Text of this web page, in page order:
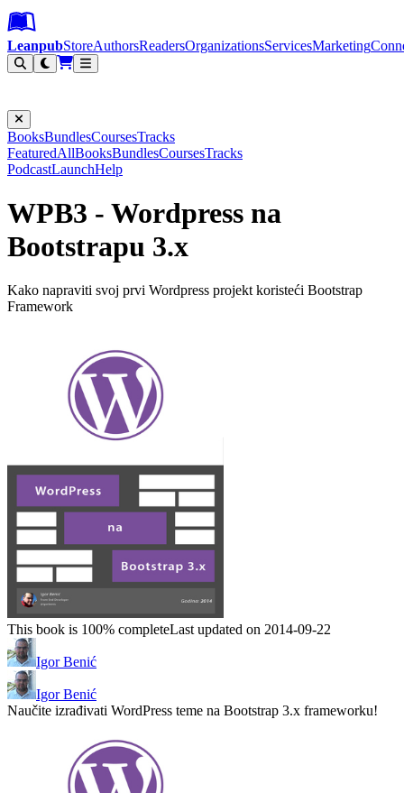
Leanpub Header
Leanpub Navigation
Skip to main content
Go to Leanpub.com
LeanpubStoreAuthorsReadersOrganizationsServicesMarketing
BooksBundlesCoursesTracks
FeaturedAllBooksBundlesCoursesTracks
PodcastLaunchHelp
WPB3 - Wordpress na
Bootstrapu 3.x
Kako napraviti svoj prvi Wordpress projekt koristeći Bootstrap
Framework
This book is 100% completeLast updated on 2014-09-22
Igor Benić
Igor Benić
Naučite izrađivati WordPress teme na Bootstrap 3.x frameworku!